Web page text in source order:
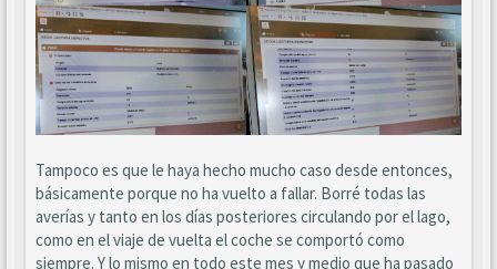
Tampoco es que le haya hecho mucho caso desde entonces,
básicamente porque no ha vuelto a fallar. Borré todas las
averías y tanto en los días posteriores circulando por el lago,
como en el viaje de vuelta el coche se comportó como
siempre. Y lo mismo en todo este mes y medio que ha pasado